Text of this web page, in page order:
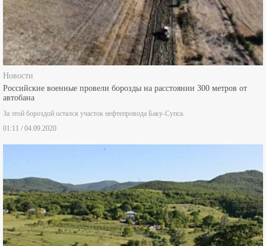
Новости
Российские военные провели борозды на расстоянии 300 метров от
автобана
За этой бороздой остался участок нефтепровода Баку-Супса.
01:11 / 04.09.2020